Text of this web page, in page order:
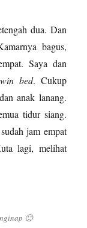
dua. Dan
bagus,
Saya dan
bed. Cukup
anak lanang.
tidur siang.
jam empat
lagi, melihat
🙂